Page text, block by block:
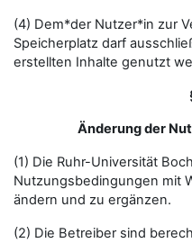
(4) Dem*der Nutzer*in zur
Speicherplatz darf
erstellten Inhalte genutzt
Änderung der
(1) Die Ruhr-Universität
Nutzungsbedingungen mit
ändern und zu ergänzen.
(2) Die Betreiber sind